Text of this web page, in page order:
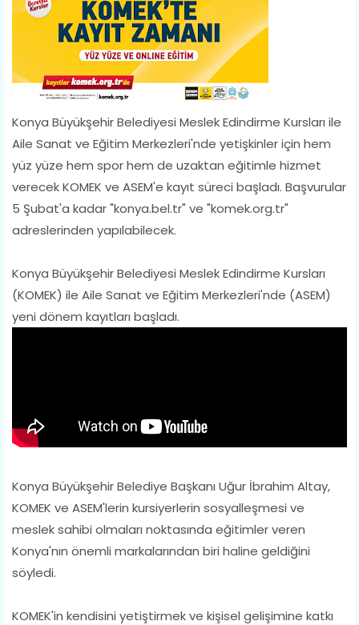
Konya Büyükşehir Belediyesi Meslek Edindirme Kursları ile
Aile Sanat ve Eğitim Merkezleri'nde yetişkinler için hem
yüz yüze hem spor hem de uzaktan eğitimle hizmet
verecek KOMEK ve ASEM'e kayıt süreci başladı. Başvurular
5 Şubat'a kadar "konya.bel.tr" ve "komek.org.tr"
adreslerinden yapılabilecek.
Konya Büyükşehir Belediyesi Meslek Edindirme Kursları
(KOMEK) ile Aile Sanat ve Eğitim Merkezleri'nde (ASEM)
yeni dönem kayıtları başladı.
Konya Büyükşehir Belediye Başkanı Uğur İbrahim Altay,
KOMEK ve ASEM'lerin kursiyerlerin sosyalleşmesi ve
meslek sahibi olmaları noktasında eğitimler veren
Konya'nın önemli markalarından biri haline geldiğini
söyledi.
KOMEK'in kendisini yetiştirmek ve kişisel gelişimine katkı